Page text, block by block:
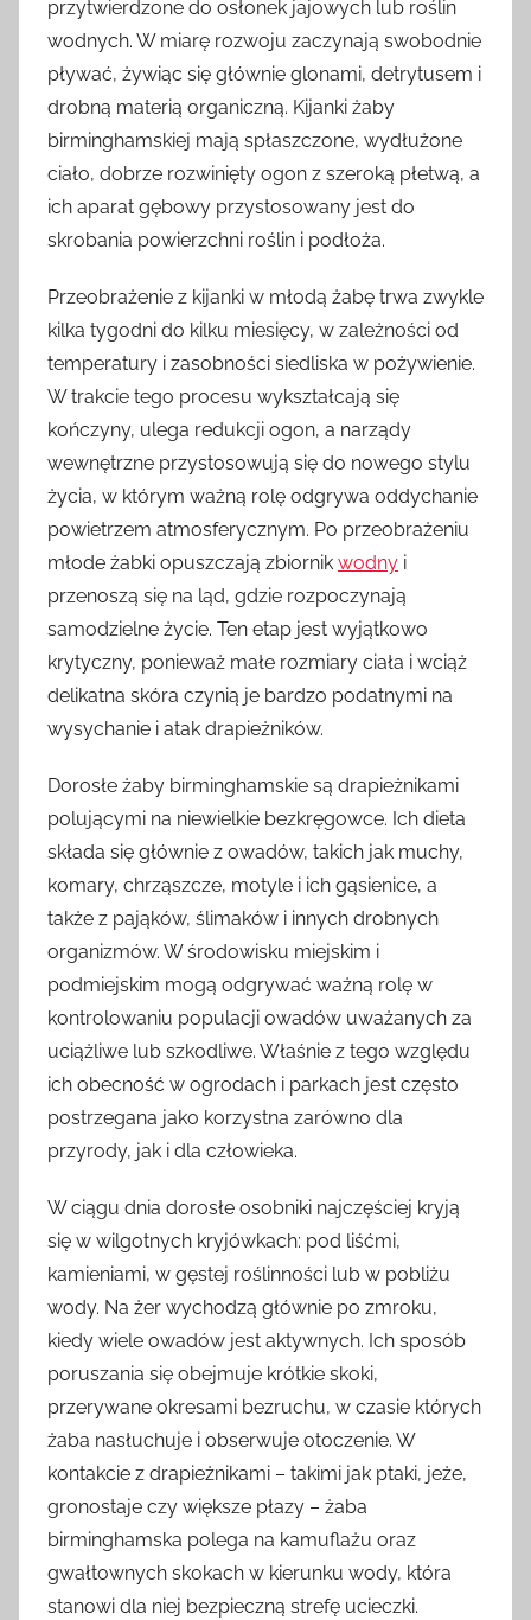
przytwierdzone do osłonek jajowych lub roślin
wodnych. W miarę rozwoju zaczynają swobodnie
pływać, żywiąc się głównie glonami, detrytusem i
drobną materią organiczną. Kijanki żaby
birminghamskiej mają spłaszczone, wydłużone
ciało, dobrze rozwinięty ogon z szeroką płetwą, a
ich aparat gębowy przystosowany jest do
skrobania powierzchni roślin i podłoża.
Przeobrażenie z kijanki w młodą żabę trwa zwykle
kilka tygodni do kilku miesięcy, w zależności od
temperatury i zasobności siedliska w pożywienie.
W trakcie tego procesu wykształcają się
kończyny, ulega redukcji ogon, a narządy
wewnętrzne przystosowują się do nowego stylu
życia, w którym ważną rolę odgrywa oddychanie
powietrzem atmosferycznym. Po przeobrażeniu
młode żabki opuszczają zbiornik wodny i
przenoszą się na ląd, gdzie rozpoczynają
samodzielne życie. Ten etap jest wyjątkowo
krytyczny, ponieważ małe rozmiary ciała i wciąż
delikatna skóra czynią je bardzo podatnymi na
wysychanie i atak drapieżników.
Dorosłe żaby birminghamskie są drapieżnikami
polującymi na niewielkie bezkręgowce. Ich dieta
składa się głównie z owadów, takich jak muchy,
komary, chrząszcze, motyle i ich gąsienice, a
także z pająków, ślimaków i innych drobnych
organizmów. W środowisku miejskim i
podmiejskim mogą odgrywać ważną rolę w
kontrolowaniu populacji owadów uważanych za
uciążliwe lub szkodliwe. Właśnie z tego względu
ich obecność w ogrodach i parkach jest często
postrzegana jako korzystna zarówno dla
przyrody, jak i dla człowieka.
W ciągu dnia dorosłe osobniki najczęściej kryją
się w wilgotnych kryjówkach: pod liśćmi,
kamieniami, w gęstej roślinności lub w pobliżu
wody. Na żer wychodzą głównie po zmroku,
kiedy wiele owadów jest aktywnych. Ich sposób
poruszania się obejmuje krótkie skoki,
przerywane okresami bezruchu, w czasie których
żaba nasłuchuje i obserwuje otoczenie. W
kontakcie z drapieżnikami – takimi jak ptaki, jeże,
gronostaje czy większe płazy – żaba
birminghamska polega na kamuflażu oraz
gwałtownych skokach w kierunku wody, która
stanowi dla niej bezpieczną strefę ucieczki.